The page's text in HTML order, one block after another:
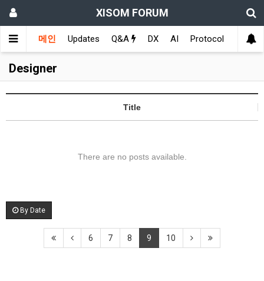
XISOM FORUM
메인 Updates Q&A DX AI Protocol
Designer
Title
There are no posts available.
By Date
6 7 8 9 10